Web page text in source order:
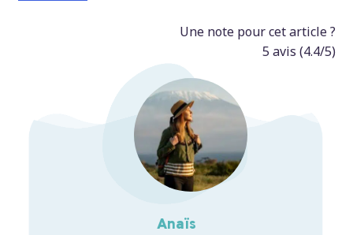
Une note pour cet article ?
5 avis (4.4/5)
Anaïs